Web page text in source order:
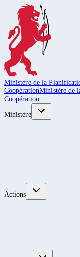
Ministère de la
CoopérationMinistère de
Coopération
Ministère
Actions